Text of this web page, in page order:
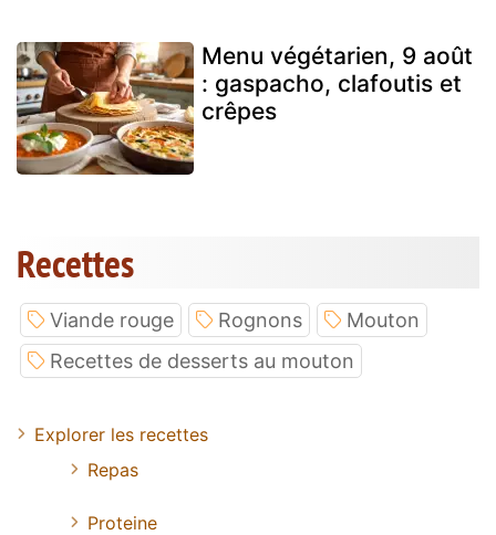
Menu végétarien, 9 août
: gaspacho, clafoutis et
crêpes
Recettes
Viande rouge Rognons
Mouton
Recettes de desserts au mouton
Explorer les recettes
Repas
Proteine